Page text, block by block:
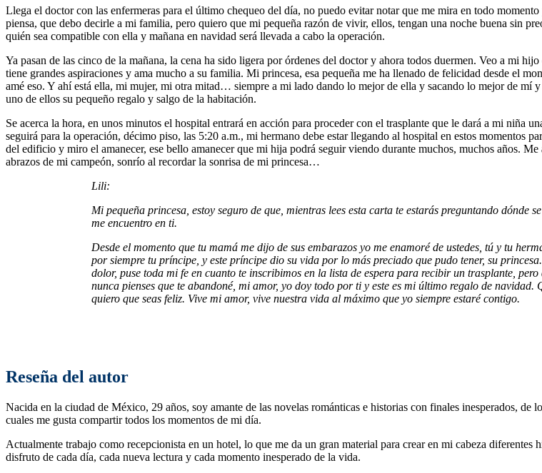
Llega el doctor con las enfermeras para el último chequeo del día, no puedo evitar notar que me mira en todo
piensa, que debo decirle a mi familia, pero quiero que mi pequeña razón de vivir, ellos, tengan una noche buena sin
quién sea compatible con ella y mañana en navidad será llevada a cabo la operación.
Ya pasan de las cinco de la mañana, la cena ha sido ligera por órdenes del doctor y ahora todos duermen. Veo a mi
tiene grandes aspiraciones y ama mucho a su familia. Mi princesa, esa pequeña me ha llenado de felicidad desde el
amé eso. Y ahí está ella, mi mujer, mi otra mitad… siempre a mi lado dando lo mejor de ella y sacando lo mejor de mí
uno de ellos su pequeño regalo y salgo de la habitación.
Se acerca la hora, en unos minutos el hospital entrará en acción para proceder con el trasplante que le dará a mi niña
seguirá para la operación, décimo piso, las 5:20 a.m., mi hermano debe estar llegando al hospital en estos momentos
del edificio y miro el amanecer, ese bello amanecer que mi hija podrá seguir viendo durante muchos, muchos años.
abrazos de mi campeón, sonrío al recordar la sonrisa de mi princesa…
Lili:
Mi pequeña princesa, estoy seguro de que, mientras lees esta carta te estarás preguntando
me encuentro en ti.
Desde el momento que tu mamá me dijo de sus embarazos yo me enamoré de ustedes, tú y tu
por siempre tu príncipe, y este príncipe dio su vida por lo más preciado que pudo tener, su
dolor, puse toda mi fe en cuanto te inscribimos en la lista de espera para recibir un trasplante,
nunca pienses que te abandoné, mi amor, yo doy todo por ti y este es mi último regalo de
quiero que seas feliz. Vive mi amor, vive nuestra vida al máximo que yo siempre estaré contigo.
Reseña del autor
Nacida en la ciudad de México, 29 años, soy amante de las novelas románticas e historias con finales inesperados,
cuales me gusta compartir todos los momentos de mi día.
Actualmente trabajo como recepcionista en un hotel, lo que me da un gran material para crear en mi cabeza
disfruto de cada día, cada nueva lectura y cada momento inesperado de la vida.